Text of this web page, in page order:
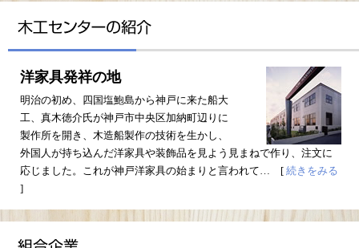
洋家具発祥の地
明治の初め、四国塩鮑島から神戸に来た船大
工、真木徳介氏が神戸市中央区加納町辺りに
製作所を開き、木造船製作の技術を生かし、
外国人が持ち込んだ洋家具や装飾品を見よう見まねで作り、注文に
応じました。これが神戸洋家具の始まりと言われて… [ 続きをみる
]